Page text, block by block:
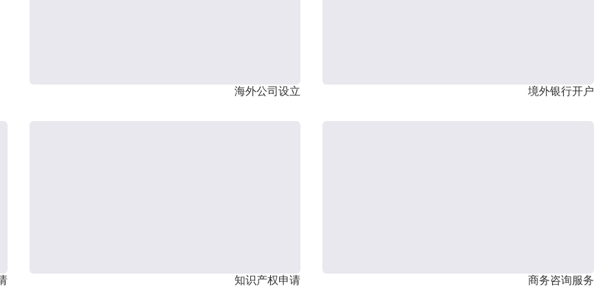
海外公司设立 境外银行开户
知识产权申请 商务咨询服务